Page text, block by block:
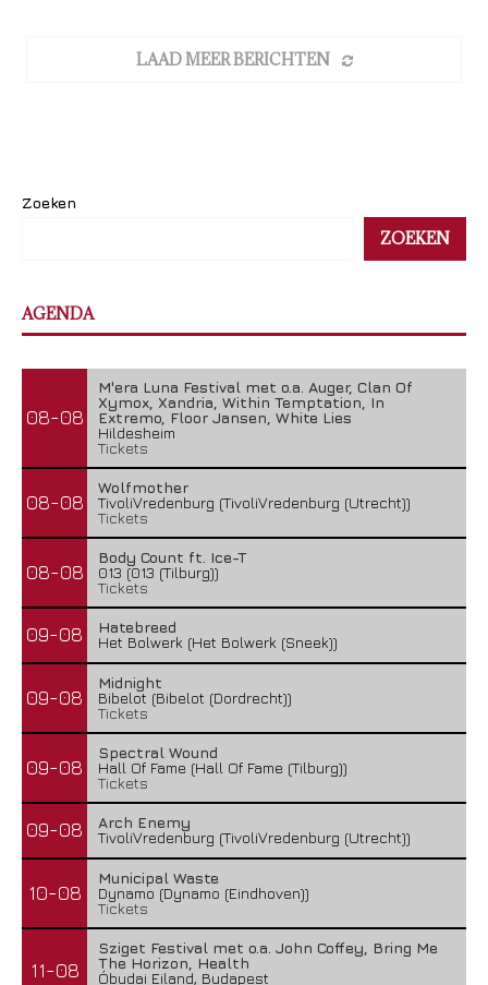
LAAD MEER BERICHTEN
Zoeken
ZOEKEN
AGENDA
08-08
M'era Luna Festival met o.a. Auger, Clan Of
Xymox, Xandria, Within Temptation, In
Extremo, Floor Jansen, White Lies
Hildesheim
Tickets
08-08
Wolfmother
TivoliVredenburg (TivoliVredenburg (Utrecht))
Tickets
08-08
Body Count ft. Ice-T
013 (013 (Tilburg))
Tickets
09-08
Hatebreed
Het Bolwerk (Het Bolwerk (Sneek))
09-08
Midnight
Bibelot (Bibelot (Dordrecht))
Tickets
09-08
Spectral Wound
Hall Of Fame (Hall Of Fame (Tilburg))
Tickets
09-08
Arch Enemy
TivoliVredenburg (TivoliVredenburg (Utrecht))
10-08
Municipal Waste
Dynamo (Dynamo (Eindhoven))
Tickets
11-08
Sziget Festival met o.a. John Coffey, Bring Me
The Horizon, Health
Óbudai Eiland, Budapest